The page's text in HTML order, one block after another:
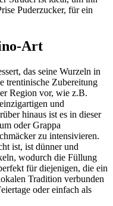
Puderzucker, für ein
Art
das seine Wurzeln in
trentinische Zubereitung
Region vor, wie z.B.
und
hinaus ist es in dieser
oder Grappa
zu intensivieren.
ist, ist dünner und
wodurch die Füllung
für diejenigen, die ein
Tradition verbunden
oder einfach als